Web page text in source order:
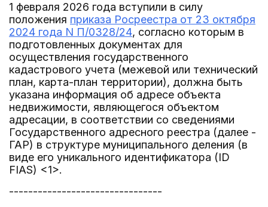
1 февраля 2026 года вступили в силу
положения приказа Росреестра от 23 октября
2024 года N П/0328/24, согласно которым в
подготовленных документах для
осуществления государственного
кадастрового учета (межевой или технический
план, карта-план территории), должна быть
указана информация об адресе объекта
недвижимости, являющегося объектом
адресации, в соответствии со сведениями
Государственного адресного реестра (далее -
ГАР) в структуре муниципального деления (в
виде его уникального идентификатора (ID
FIAS) <1>.
--------------------------------